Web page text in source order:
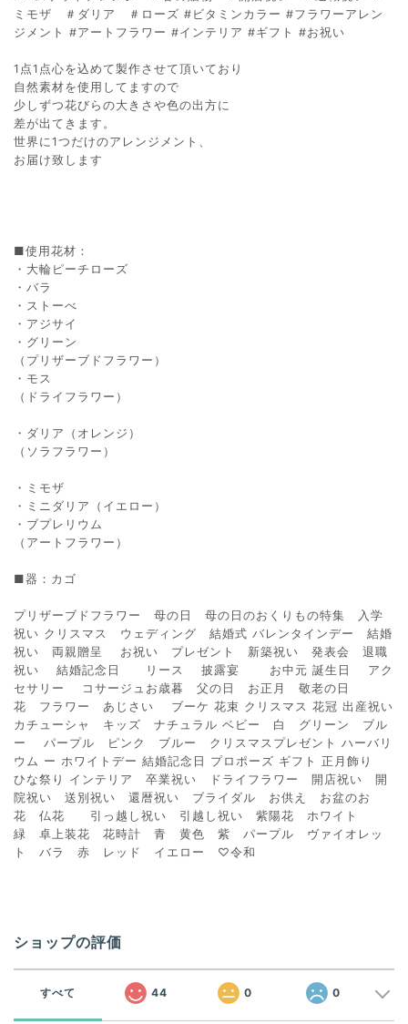
ミモザ ＃ダリア ＃ローズ #ビタミンカラー #フラワーアレン
ジメント #アートフラワー #インテリア #ギフト #お祝い
1点1点心を込めて製作させて頂いており
自然素材を使用してますので
少しずつ花びらの大きさや色の出方に
差が出てきます。
世界に1つだけのアレンジメント、
お届け致します
■使用花材：
・大輪ピーチローズ
・バラ
・ストーべ
・アジサイ
・グリーン
（プリザーブドフラワー）
・モス
（ドライフラワー）
・ダリア（オレンジ）
（ソラフラワー）
・ミモザ
・ミニダリア（イエロー）
・ブプレリウム
（アートフラワー）
■器：カゴ
プリザーブドフラワー 母の日 母の日のおくりもの特集 入学
祝い クリスマス ウェディング 結婚式 バレンタインデー 結婚
祝い 両親贈呈 お祝い プレゼント 新築祝い 発表会 退職
祝い 結婚記念日 リース 披露宴 お中元 誕生日 アク
セサリー コサージュお歳暮 父の日 お正月 敬老の日
花 フラワー あじさい ブーケ 花束 クリスマス 花冠 出産祝い
カチューシャ キッズ ナチュラル ベビー 白 グリーン ブル
ー パープル ピンク ブルー クリスマスプレゼント ハーバリ
ウム ー ホワイトデー 結婚記念日 プロポーズ ギフト 正月飾り
ひな祭り インテリア 卒業祝い ドライフラワー 開店祝い 開
院祝い 送別祝い 還暦祝い ブライダル お供え お盆のお
花 仏花 引っ越し祝い 引越し祝い 紫陽花 ホワイト
緑 卓上装花 花時計 青 黄色 紫 パープル ヴァイオレッ
ト バラ 赤 レッド イエロー ♡令和
ショップの評価
すべて 44 0 0